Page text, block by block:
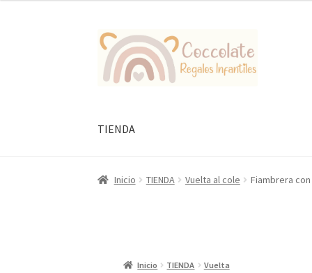
Ir
la
Ir
al
contenido
TIENDA
Inicio TIENDA Vuelta al cole Fiambrera
Inicio TIENDA
Vuelta